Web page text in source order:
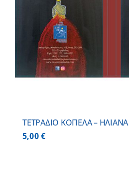
ΤΕΤΡΑΔΙΟ ΚΟΠΕΛΑ – ΗΛΙΑΝΑ
5,00€